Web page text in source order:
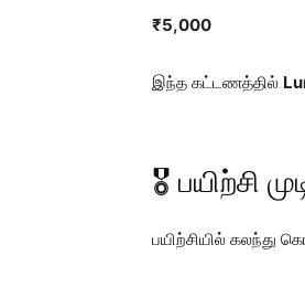
₹5,000
இந்த கட்டணத்தில்
🎖️ பயிற்சி
பயிற்சியில் கலந்து